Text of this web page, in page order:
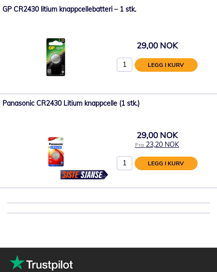
GP CR2430 litium knappcellebatteri – 1 stk.
29,00 NOK
LEGG I KURV
Panasonic CR2430 Litium knappcelle (1 stk.)
29,00 NOK
Fra 23,20 NOK
LEGG I KURV